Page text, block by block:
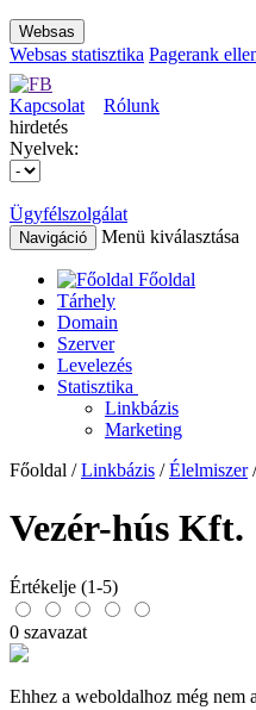
Websas
Websas statisztika Pagerank
Kapcsolat
Rólunk
hirdetés
Nyelvek:
Ügyfélszolgálat
Navigáció Menü kiválasztása
Főoldal
Tárhely
Domain
Szerver
Levelezés
Statisztika
Linkbázis
Marketing
Főoldal /Linkbázis /Élelmiszer
Vezér-hús Kft.
Értékelje (1-5)
0 szavazat
Ehhez a weboldalhoz még nem